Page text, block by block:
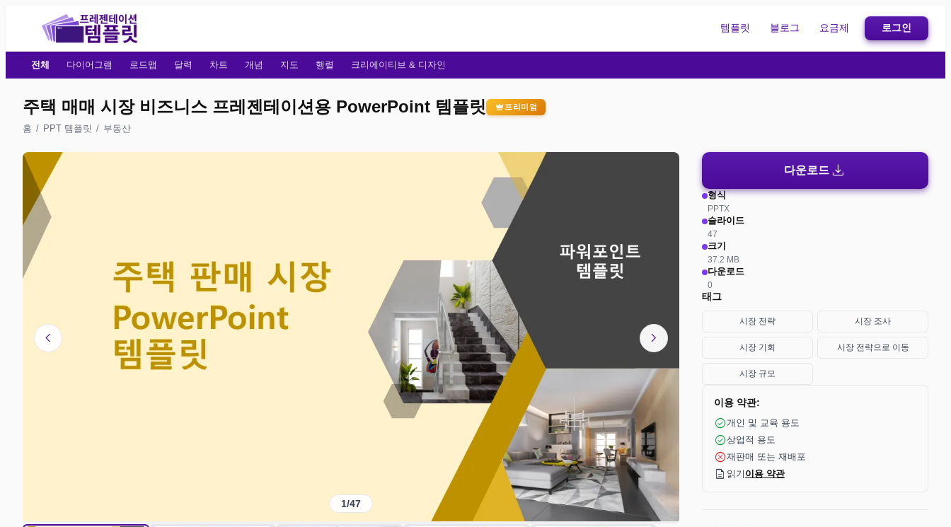
템플릿 블로그 요금제 로그인
전체 다이어그램 로드맵 달력 차트 개념 지도 행렬 크리에이티브 & 디자인
주택 매매 시장 비즈니스 프레젠테이션용 PowerPoint 템플릿 프리미엄
홈 / PPT 템플릿 / 부동산
chevron_left chevron_right
1/47
다운로드 download
형식
PPTX
슬라이드
47
크기
37.2 MB
다운로드
0
태그
시장 전략 시장 조사
시장 기회 시장 전략으로 이동
시장 규모
이용 약관:
check_circle개인 및 교육 용도
check_circle상업적 용도
cancel재판매 또는 재배포
description 읽기 이용 약관